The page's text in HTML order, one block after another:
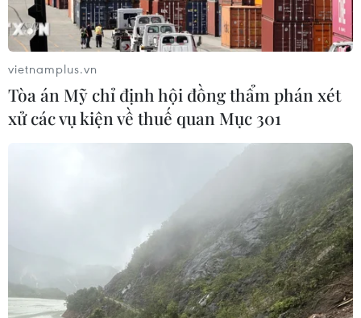
vietnamplus.vn
Tòa án Mỹ chỉ định hội đồng thẩm phán xét
xử các vụ kiện về thuế quan Mục 301